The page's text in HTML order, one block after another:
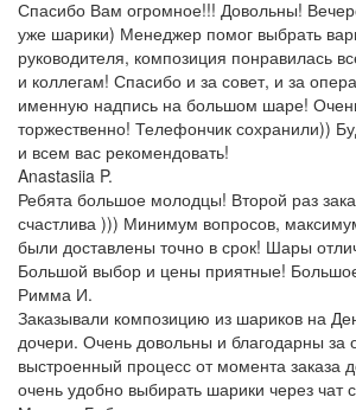
Спасибо Вам огромное!!! Довольны!
уже шарики) Менеджер помог выбрать
руководителя, композиция понравилась
и коллегам! Спасибо и за совет, и за
именную надпись на большом шаре!
торжественно! Телефончик сохранили))
и всем вас рекомендовать!
Anastasiia P.
Ребята большое молодцы! Второй раз
счастлива ))) Минимум вопросов,
были доставлены точно в срок! Шары
Большой выбор и цены приятные!
Римма И.
Заказывали композицию из шариков на
дочери. Очень довольны и благодарны за
выстроенный процесс от момента заказа
очень удобно выбирать шарики через чат